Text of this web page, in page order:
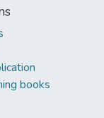
books